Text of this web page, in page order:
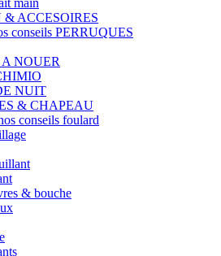
main
ACCESOIRES
conseils PERRUQUES
NOUER
NUIT
& CHAPEAU
conseils foulard
& bouche